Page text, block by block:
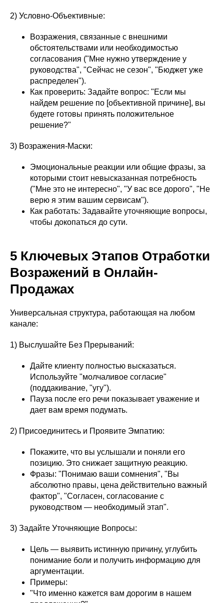
2) Условно-Объективные:
Возражения, связанные с внешними
обстоятельствами или необходимостью
согласования ("Мне нужно утверждение у
руководства", "Сейчас не сезон", "Бюджет уже
распределен").
Как проверить: Задайте вопрос: "Если мы
найдем решение по [объективной причине], вы
будете готовы принять положительное
решение?"
3) Возражения-Маски:
Эмоциональные реакции или общие фразы, за
которыми стоит невысказанная потребность
("Мне это не интересно", "У вас все дорого", "Не
верю я этим вашим сервисам").
Как работать: Задавайте уточняющие вопросы,
чтобы докопаться до сути.
5 Ключевых Этапов Отработки
Возражений в Онлайн-
Продажах
Универсальная структура, работающая на любом
канале:
1) Выслушайте Без Прерываний:
Дайте клиенту полностью высказаться.
Используйте "молчаливое согласие"
(поддакивание, "угу").
Пауза после его речи показывает уважение и
дает вам время подумать.
2) Присоединитесь и Проявите Эмпатию:
Покажите, что вы услышали и поняли его
позицию. Это снижает защитную реакцию.
Фразы: "Понимаю ваши сомнения", "Вы
абсолютно правы, цена действительно важный
фактор", "Согласен, согласование с
руководством — необходимый этап".
3) Задайте Уточняющие Вопросы:
Цель — выявить истинную причину, углубить
понимание боли и получить информацию для
аргументации.
Примеры:
"Что именно кажется вам дорогим в нашем